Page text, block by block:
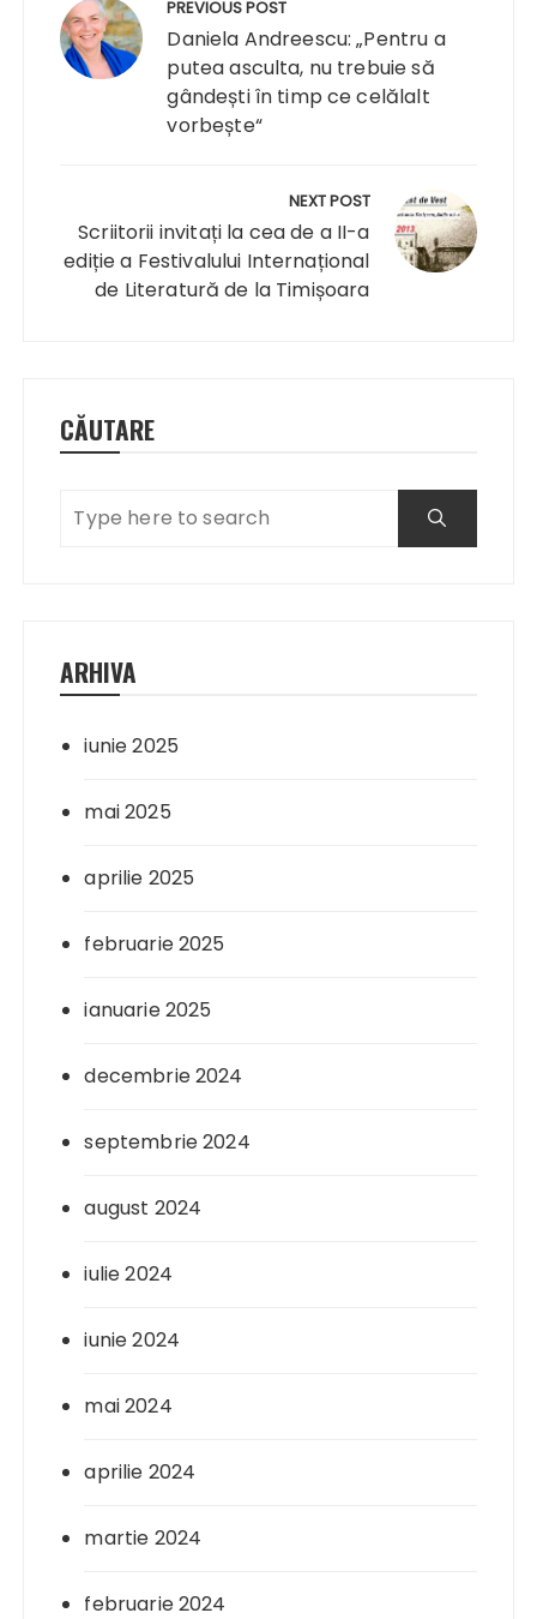
articole
PREVIOUS POST
Daniela Andreescu: „Pentru a
putea asculta, nu trebuie să
gândești în timp ce celălalt
vorbește“
NEXT POST
Scriitorii invitați la cea de a II-a
ediție a Festivalului Internațional
de Literatură de la Timișoara
CĂUTARE
ARHIVA
iunie 2025
mai 2025
aprilie 2025
februarie 2025
ianuarie 2025
decembrie 2024
septembrie 2024
august 2024
iulie 2024
iunie 2024
mai 2024
aprilie 2024
martie 2024
februarie 2024